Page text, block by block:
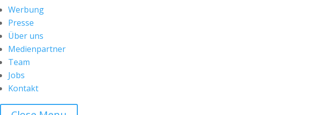
Werbung
Presse
Über uns
Medienpartner
Team
Jobs
Kontakt